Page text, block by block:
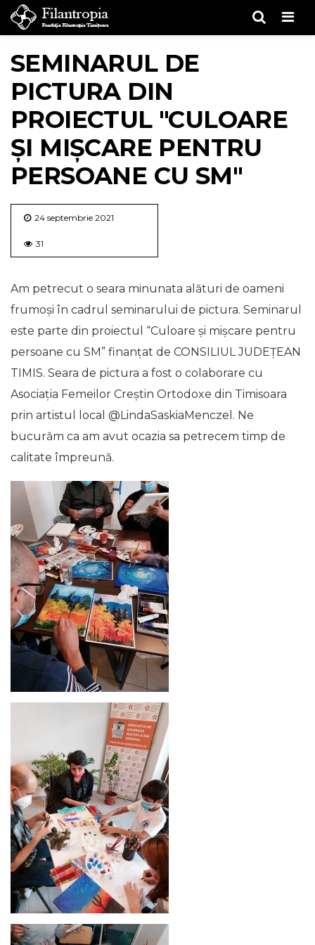
SEMINARUL DE
PICTURA DIN
PROIECTUL "CULOARE
ȘI MIȘCARE PENTRU
PERSOANE CU SM"
24 septembrie 2021
31
Am petrecut o seara minunata alături de oameni
frumoși în cadrul seminarului de pictura. Seminarul
este parte din proiectul “Culoare și mișcare pentru
persoane cu SM” finanțat de CONSILIUL JUDEȚEAN
TIMIS. Seara de pictura a fost o colaborare cu
Asociația Femeilor Creștin Ortodoxe din Timisoara
prin artistul local @LindaSaskiaMenczel. Ne
bucurăm ca am avut ocazia sa petrecem timp de
calitate împreună.